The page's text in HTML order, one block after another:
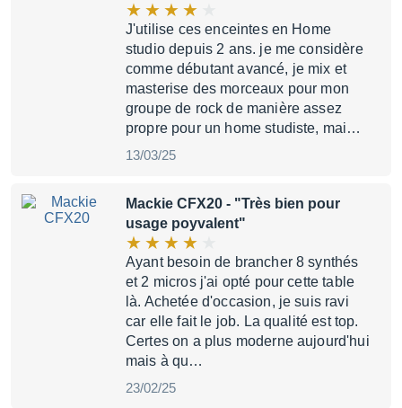
J'utilise ces enceintes en Home
studio depuis 2 ans. je me considère
comme débutant avancé, je mix et
masterise des morceaux pour mon
groupe de rock de manière assez
propre pour un home studiste, mai…
13/03/25
Mackie CFX20 - "Très bien pour
usage poyvalent"
Ayant besoin de brancher 8 synthés
et 2 micros j'ai opté pour cette table
là. Achetée d'occasion, je suis ravi
car elle fait le job. La qualité est top.
Certes on a plus moderne aujourd'hui
mais à qu…
23/02/25